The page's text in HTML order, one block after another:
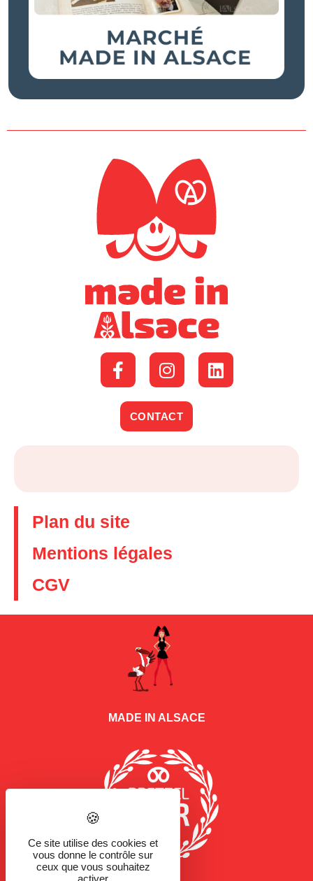
CONTACT
Plan du site
Mentions légales
CGV
MADE IN ALSACE
Ce site utilise des cookies et
vous donne le contrôle sur
ceux que vous souhaitez
activer